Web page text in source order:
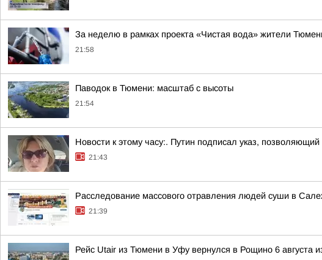
За неделю в рамках проекта «Чистая вода» жители
21:58
Паводок в Тюмени: масштаб с высоты
21:54
Новости к этому часу:. Путин подписал указ,
21:43
Расследование массового отравления людей суши в
21:39
Рейс Utair из Тюмени в Уфу вернулся в Рощино 6 августа